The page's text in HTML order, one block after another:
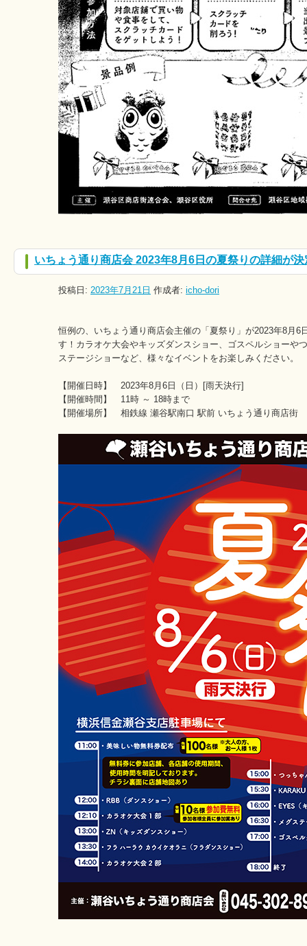
いちょう通り商店会 2023年8月6日の夏祭りの詳細が
投稿日: 2023年7月21日 作成者: icho-dori
恒例の、いちょう通り商店会主催の「夏祭り」が2023年8月6
す！カラオケ大会やキッズダンスショー、ゴスペルショーや
ステージショーなど、様々なイベントをお楽しみください。
【開催日時】 2023年8月6日（日）[雨天決行]
【開催時間】 11時 ～ 18時まで
【開催場所】 相鉄線 瀬谷駅南口 駅前 いちょう通り商店街